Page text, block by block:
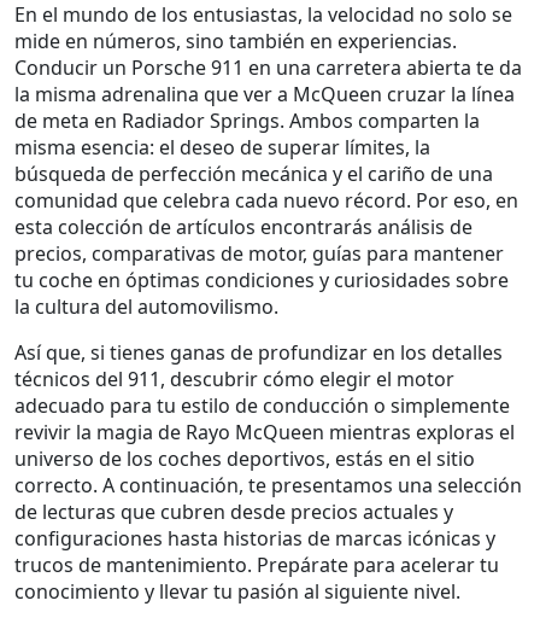
En el mundo de los entusiastas, la velocidad no solo se
mide en números, sino también en experiencias.
Conducir un Porsche 911 en una carretera abierta te da
la misma adrenalina que ver a McQueen cruzar la línea
de meta en Radiador Springs. Ambos comparten la
misma esencia: el deseo de superar límites, la
búsqueda de perfección mecánica y el cariño de una
comunidad que celebra cada nuevo récord. Por eso, en
esta colección de artículos encontrarás análisis de
precios, comparativas de motor, guías para mantener
tu coche en óptimas condiciones y curiosidades sobre
la cultura del automovilismo.
Así que, si tienes ganas de profundizar en los detalles
técnicos del 911, descubrir cómo elegir el motor
adecuado para tu estilo de conducción o simplemente
revivir la magia de Rayo McQueen mientras exploras el
universo de los coches deportivos, estás en el sitio
correcto. A continuación, te presentamos una selección
de lecturas que cubren desde precios actuales y
configuraciones hasta historias de marcas icónicas y
trucos de mantenimiento. Prepárate para acelerar tu
conocimiento y llevar tu pasión al siguiente nivel.